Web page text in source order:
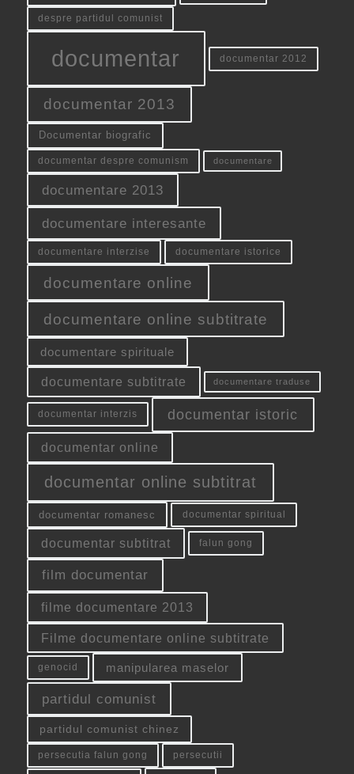
despre partidul comunist
documentar documentar 2012
documentar 2013
Documentar biografic
documentar despre comunism documentare
documentare 2013
documentare interesante
documentare interzise documentare istorice
documentare online
documentare online subtitrate
documentare spirituale
documentare subtitrate documentare traduse
documentar interzis documentar istoric
documentar online
documentar online subtitrat
documentar romanesc documentar spiritual
documentar subtitrat falun gong
film documentar
filme documentare 2013
Filme documentare online subtitrate
genocid manipularea maselor
partidul comunist
partidul comunist chinez
persecutia falun gong persecutii